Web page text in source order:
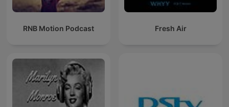
RNB Motion Podcast Fresh Air